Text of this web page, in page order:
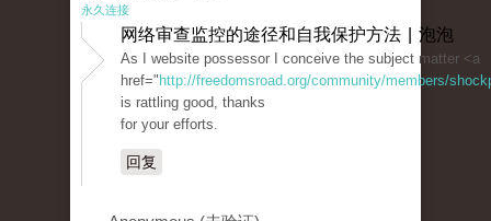
永久连接
网络审查监控的途径和自我保护方法 | 泡泡
As I website possessor I conceive the subject matter <a
href=" http://freedomsroad.org/community/members/
is rattling good, thanks
for your efforts.
回复